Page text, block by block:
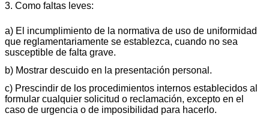
3. Como faltas leves:
a) El incumplimiento de la normativa de uso de uniformidad
que reglamentariamente se establezca, cuando no sea
susceptible de falta grave.
b) Mostrar descuido en la presentación personal.
c) Prescindir de los procedimientos internos establecidos al
formular cualquier solicitud o reclamación, excepto en el
caso de urgencia o de imposibilidad para hacerlo.